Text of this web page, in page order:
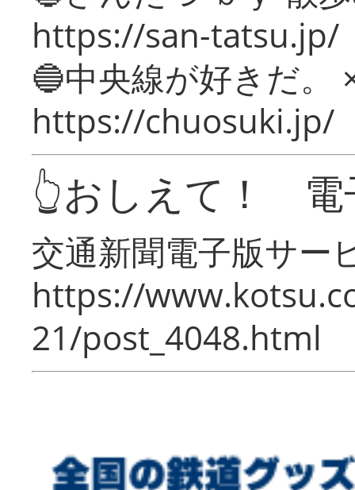
https://san-tatsu.jp/
🔵中央線が好きだ。
https://chuosuki.jp/
👆おしえて！ 電
交通新聞電子版サー
https://
21/post_4048.html